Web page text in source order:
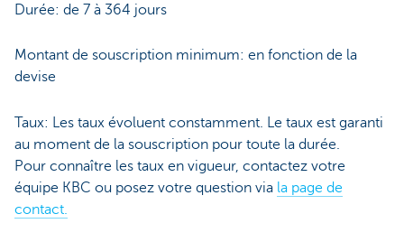
Durée: de 7 à 364 jours
Montant de souscription minimum: en fonction de la
devise
Taux: Les taux évoluent constamment. Le taux est garanti
au moment de la souscription pour toute la durée.
Pour connaître les taux en vigueur, contactez votre
équipe KBC ou posez votre question via la page de
contact.